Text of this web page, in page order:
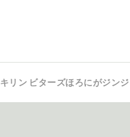
キリン ビターズほろにがジンジ